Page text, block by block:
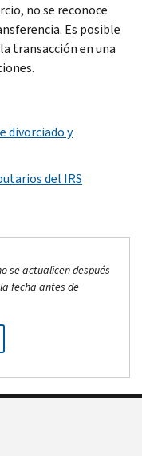
no se reconoce
Es posible
transacción en una
divorciado y
del IRS
se actualicen después
fecha antes de